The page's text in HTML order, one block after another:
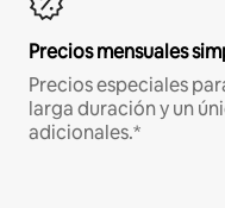
Precios mensuales
Precios especiales
larga duración y un
adicionales.*